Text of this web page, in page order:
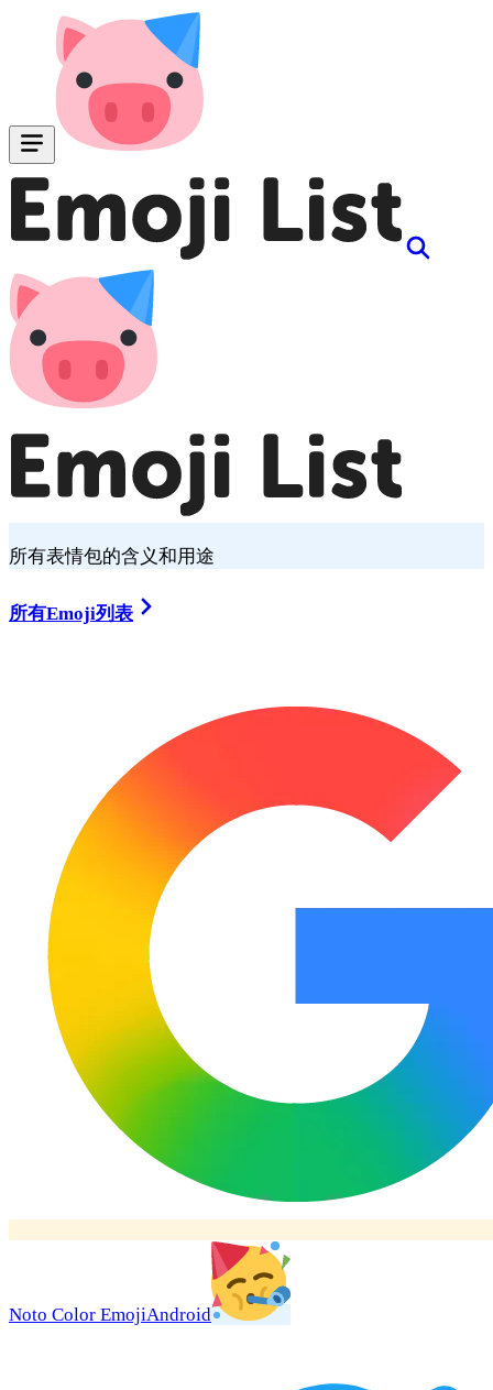
所有表情包的含义和用途
所有Emoji列表
Noto Color EmojiAndroid